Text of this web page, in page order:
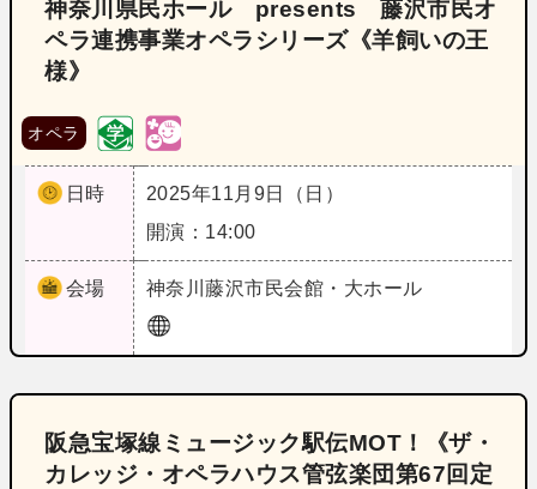
神奈川県民ホール presents 藤沢市民オ
ペラ連携事業オペラシリーズ《羊飼いの王
様》
オペラ
日時
2025年11月9日（日）
開演：14:00
会場 神奈川藤沢市民会館・大ホール
阪急宝塚線ミュージック駅伝MOT！《ザ・
カレッジ・オペラハウス管弦楽団第67回定